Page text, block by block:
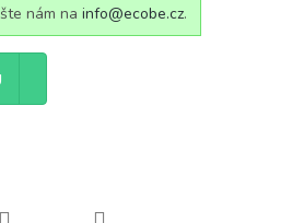
nám na info@ecobe.cz.